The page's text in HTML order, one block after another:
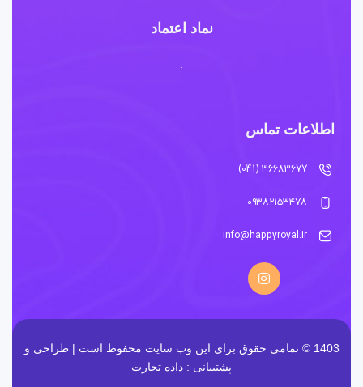
نماد اعتماد
اطلاعات تماس
36683677 (041)
۰۹۳۸۲۱۵۳۴۷۸
info@happyroyal.ir
1403 © تمامی حقوق برای این وب سایت محفوظ است | طراحی و
پشتیبانی : داده تجارت